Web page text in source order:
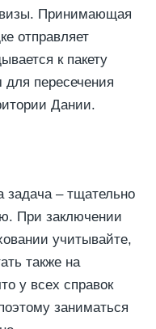
визы. Принимающая
отправляет
к пакету
для пересечения
Дании.
– тщательно
При заключении
учитывайте,
также на
у всех справок
заниматься